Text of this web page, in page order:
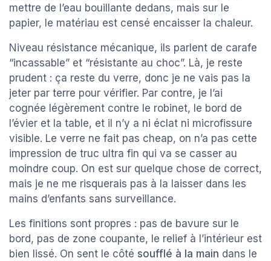
mettre de l’eau bouillante dedans, mais sur le
papier, le matériau est censé encaisser la chaleur.
Niveau résistance mécanique, ils parlent de carafe
“incassable” et “résistante au choc”. Là, je reste
prudent : ça reste du verre, donc je ne vais pas la
jeter par terre pour vérifier. Par contre, je l’ai
cognée légèrement contre le robinet, le bord de
l’évier et la table, et il n’y a ni éclat ni microfissure
visible. Le verre ne fait pas cheap, on n’a pas cette
impression de truc ultra fin qui va se casser au
moindre coup. On est sur quelque chose de correct,
mais je ne me risquerais pas à la laisser dans les
mains d’enfants sans surveillance.
Les finitions sont propres : pas de bavure sur le
bord, pas de zone coupante, le relief à l’intérieur est
bien lissé. On sent le côté soufflé à la main dans le